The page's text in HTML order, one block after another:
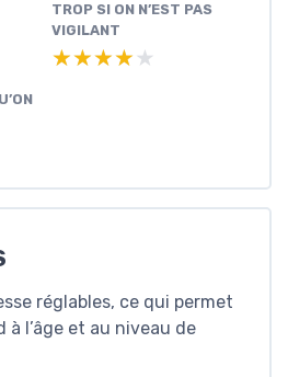
TROP SI ON N’EST PAS
VIGILANT
★★★★★
★★★★★
réglables, ce qui permet
à l’âge et au niveau de